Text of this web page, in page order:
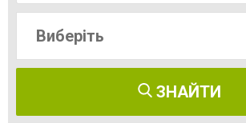
ЗНАЙТИ